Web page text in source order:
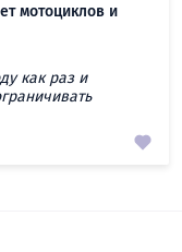
мотоциклов и
как раз и